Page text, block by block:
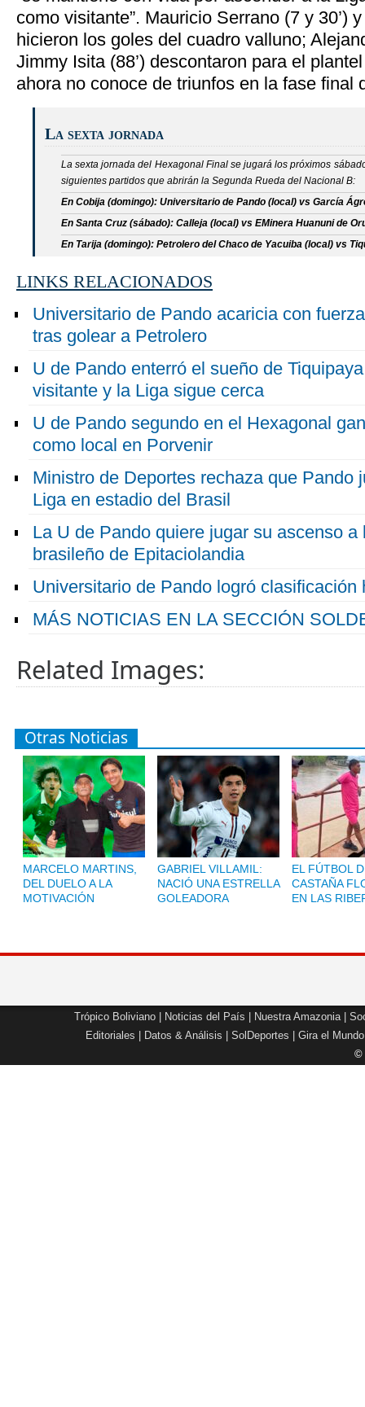
como visitante”. Mauricio Serrano (7 y 30’)
hicieron los goles del cuadro valluno;
Jimmy Isita (88’) descontaron para el
ahora no conoce de triunfos en la fase final
La sexta jornada
La sexta jornada del Hexagonal Final se jugará los próximos
siguientes partidos que abrirán la Segunda Rueda del Nacional B:
En Cobija (domingo): Universitario de Pando (local) vs García
En Santa Cruz (sábado): Calleja (local) vs EMinera Huanuni de
En Tarija (domingo): Petrolero del Chaco de Yacuiba (local) vs
LINKS RELACIONADOS
Universitario de Pando acaricia con
tras golear a Petrolero
U de Pando enterró el sueño de
visitante y la Liga sigue cerca
U de Pando segundo en el Hexagonal
como local en Porvenir
Ministro de Deportes rechaza que Pando
Liga en estadio del Brasil
La U de Pando quiere jugar su ascenso
brasileño de Epitaciolandia
Universitario de Pando logró clasificación
MÁS NOTICIAS EN LA SECCIÓN
Related Images:
Otras Noticias
MARCELO MARTINS,
DEL DUELO A LA
MOTIVACIÓN
GABRIEL VILLAMIL:
NACIÓ UNA ESTRELLA
GOLEADORA
EL FÚTBOL
CASTAÑA
EN LAS
Trópico Boliviano Noticias del País Nuestra Amazonia|
Editoriales
Datos & Análisis SolDeportes Gira el Mundo
©